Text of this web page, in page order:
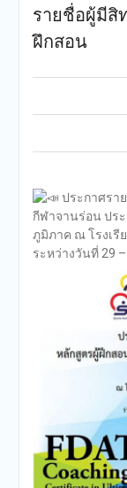
รายชื่อผู้มีสิ
ฝึกสอน
ประกาศรา
กีฬาจานร่อน ปร
ภูมิภาค ณ โรงเรี
ระหว่างวันที่ 29